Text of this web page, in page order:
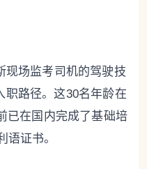
现场监考司机的驾驶技
职路径。这30名年龄在
已在国内完成了基础培
语证书。